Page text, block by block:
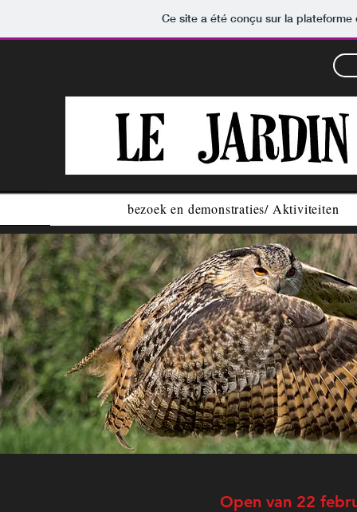
Ce site a été conçu sur la
bezoek en demonstraties/ Aktiviteiten
Open van 22